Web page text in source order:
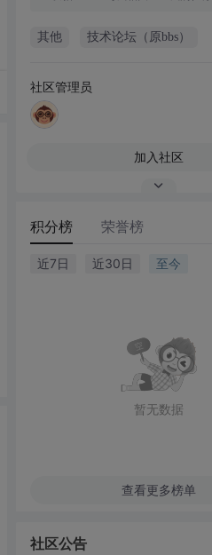
其他 技术论坛（原bbs）
社区管理员
加入社区
积分榜 荣誉榜
近7日 近30日 至今
暂无数据
查看更多榜单
社区公告